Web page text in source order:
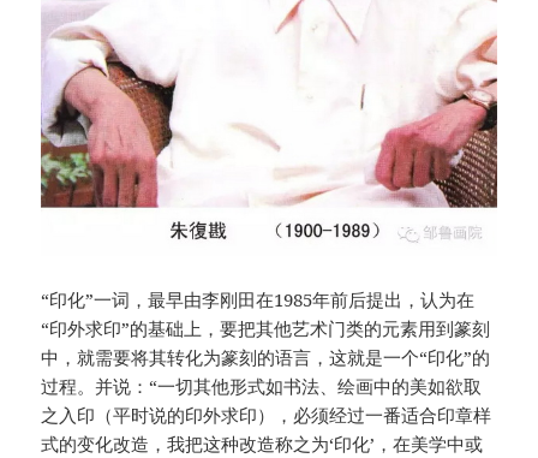
“印化”一词，最早由李刚田在1985年前后提出，认为在
“印外求印”的基础上，要把其他艺术门类的元素用到篆刻
中，就需要将其转化为篆刻的语言，这就是一个“印化”的
过程。并说：“一切其他形式如书法、绘画中的美如欲取
之入印（平时说的印外求印），必须经过一番适合印章样
式的变化改造，我把这种改造称之为‘印化’，在美学中或